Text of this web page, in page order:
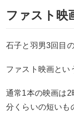
ファスト映
石子と羽男3回目
ファスト映画とい
通常1本の映画は
分くらいの短いも